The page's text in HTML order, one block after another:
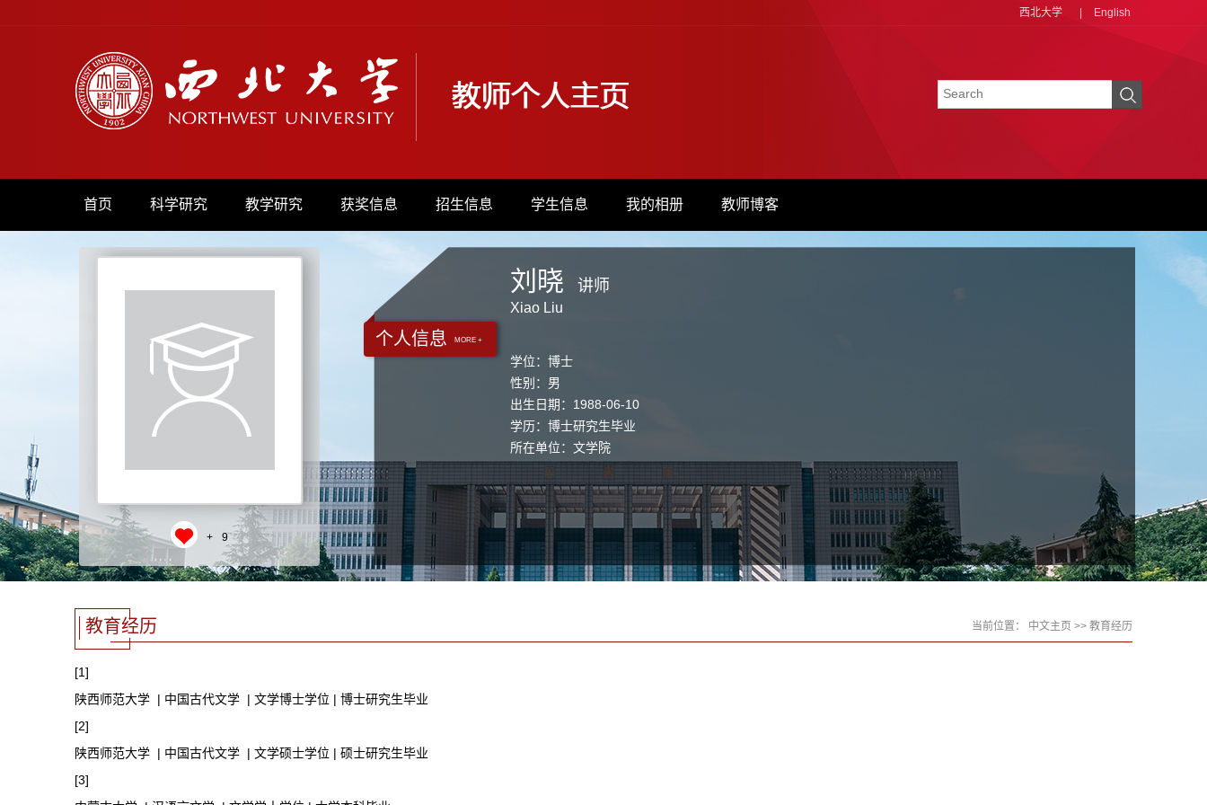
西北大学 English
首页 科学研究 教学研究 获奖信息 招生信息 学生信息 我的相册 教师博客
+ 9
个人信息 MORE +
刘晓
Xiao Liu
讲师
学位：博士
性别：男
出生日期：1988-06-10
学历：博士研究生毕业
所在单位：文学院
教育经历 当前位置： 中文主页 >> 教育经历
[1]
陕西师范大学 | 中国古代文学 | 文学博士学位 | 博士研究生毕业
[2]
陕西师范大学 | 中国古代文学 | 文学硕士学位 | 硕士研究生毕业
[3]